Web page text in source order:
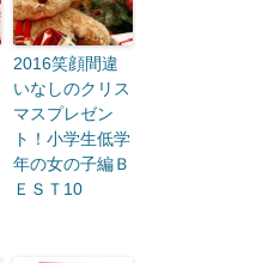
2016笑顔間違
いなしのクリス
マスプレゼン
ト！小学生低学
年の女の子編Ｂ
ＥＳＴ10